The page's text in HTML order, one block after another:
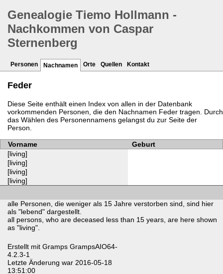
Genealogie Tiemo Hollmann -
Nachkommen von Caspar
Sternenberg
Personen Nachnamen Orte Quellen Kontakt
Feder
Diese Seite enthält einen Index von allen in der Datenbank
vorkommenden Personen, die den Nachnamen Feder tragen. Durch
das Wählen des Personennamens gelangst du zur Seite der
Person.
Vorname
Geburt
[living]
[living]
[living]
[living]
alle Personen, die weniger als 15 Jahre verstorben sind, sind hier
als "lebend" dargestellt.
all persons, who are deceased less than 15 years, are here shown
as "living".
Erstellt mit Gramps GrampsAIO64-
4.2.3-1
Letzte Änderung war 2016-05-18
13:51:00